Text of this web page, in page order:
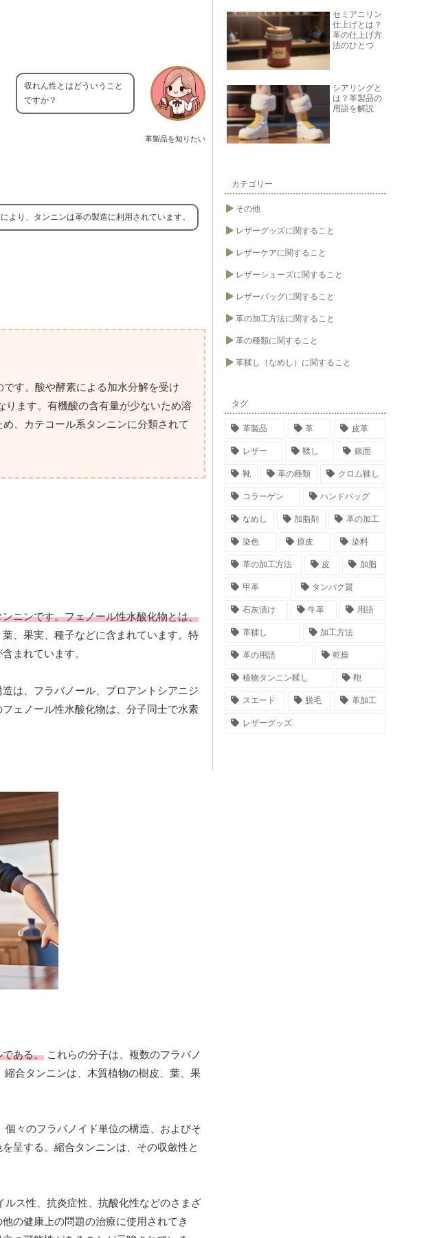
革製品を知りたい
収れん性とはどういうこと
ですか？
り、タンニンは革の製造に利用されています。
す。酸や酵素による加水分解を受け
ます。有機酸の含有量が少ないため溶
、カテコール系タンニンに分類されて
ニンです。フェノール性水酸化物とは、
、果実、種子などに含まれています。特
まれています。
は、フラバノール、プロアントシアニジ
ェノール性水酸化物は、分子同士で水素
である。 これらの分子は、複数のフラバノ
合タンニンは、木質植物の樹皮、葉、果
個々のフラバノイド単位の構造、およびそ
呈する。縮合タンニンは、その収斂性と
ルス性、抗炎症性、抗酸化性などのさまざ
の健康上の問題の治療に使用されてき
セミアニリン
仕上げとは？
革の仕上げ方
法のひとつ
シアリングと
は？革製品の
用語を解説
カテゴリー
その他
レザーグッズに関すること
レザーケアに関すること
レザーシューズに関すること
レザーバッグに関すること
革の加工方法に関すること
革の種類に関すること
革鞣し（なめし）に関すること
タグ
革製品 革 皮革
レザー 鞣し 銀面
靴 革の種類 クロム鞣し
コラーゲン ハンドバッグ
なめし 加脂剤 革の加工
染色 原皮 染料
革の加工方法 皮 加脂
甲革 タンパク質
石灰漬け 牛革 用語
革鞣し 加工方法
革の用語 乾燥
植物タンニン鞣し 鞄
スエード 脱毛 革加工
レザーグッズ